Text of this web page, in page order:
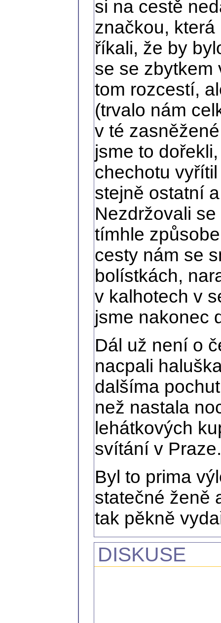
si na cestě
značkou,
říkali, že by
se se zbytkem
tom rozcestí,
(trvalo nám
v té
jsme to
chechotu
stejně ostatní
Nezdržovali
tímhle
cesty nám se
bolístkách,
v kalhotech v
jsme nakonec
Dál už není o
nacpali
dalšíma
než nastala
lehátkových
svítání v Praze.
Byl to prima
statečné ženě
tak pěkně
DISKUSE